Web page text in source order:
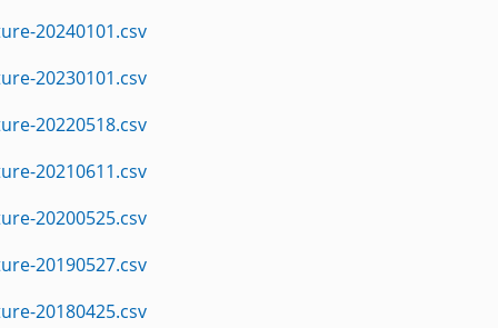
20240101.csv
20230101.csv
20220518.csv
20210611.csv
20200525.csv
20190527.csv
20180425.csv